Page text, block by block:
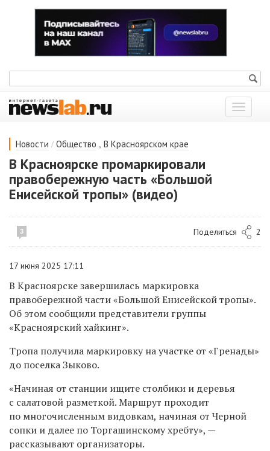
Показать
меню
Новости / Общество , В Красноярском крае
В Красноярске промаркировали
правобережную часть «Большой
Енисейской тропы» (видео)
3 Поделиться 2
17 июня 2025 17:11
В Красноярске завершилась маркировка
правобережной части «Большой Енисейской тропы».
Об этом сообщили представители группы
«Красноярский хайкинг».
Тропа получила маркировку на участке от «Гренады»
до поселка Зыково.
«Начиная от станции ищите столбики и деревья
с салатовой разметкой. Маршрут проходит
по многочисленным видовкам, начиная от Черной
сопки и далее по Торгашинскому хребту», —
рассказывают организаторы.